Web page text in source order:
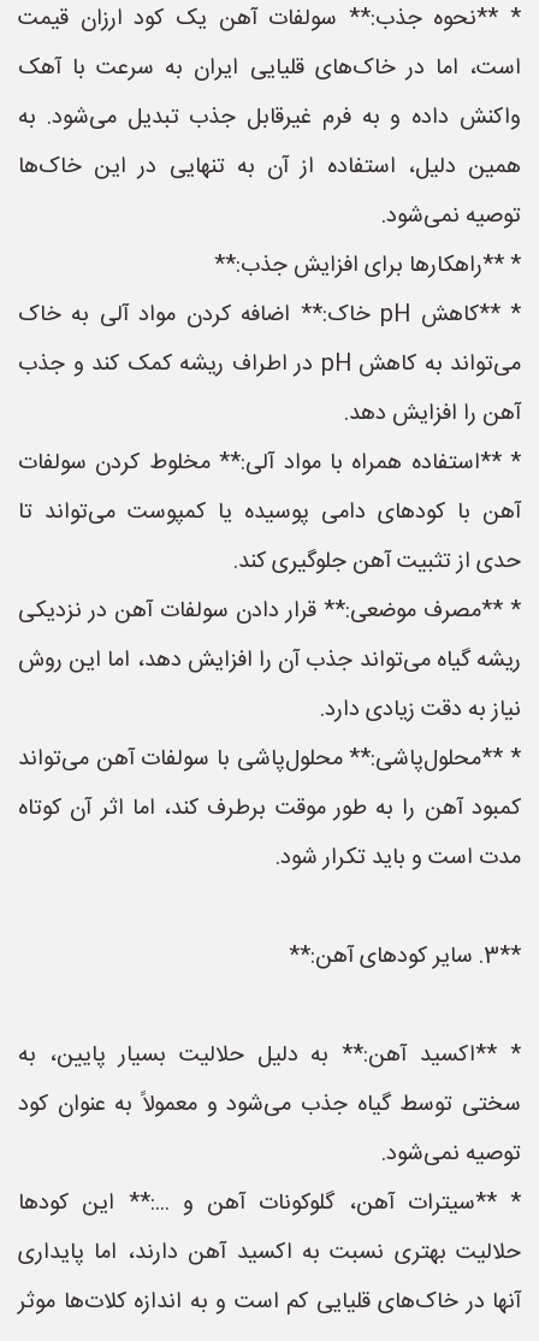
* **نحوه جذب:** سولفات آهن یک کود ارزان قیمت
است، اما در خاک‌های قلیایی ایران به سرعت با آهک
واکنش داده و به فرم غیرقابل جذب تبدیل می‌شود. به
همین دلیل، استفاده از آن به تنهایی در این خاک‌ها
توصیه نمی‌شود.
* **راهکارها برای افزایش جذب:**
* **کاهش pH خاک:** اضافه کردن مواد آلی به خاک
می‌تواند به کاهش pH در اطراف ریشه کمک کند و جذب
آهن را افزایش دهد.
* **استفاده همراه با مواد آلی:** مخلوط کردن سولفات
آهن با کودهای دامی پوسیده یا کمپوست می‌تواند تا
حدی از تثبیت آهن جلوگیری کند.
* **مصرف موضعی:** قرار دادن سولفات آهن در نزدیکی
ریشه گیاه می‌تواند جذب آن را افزایش دهد، اما این روش
نیاز به دقت زیادی دارد.
* **محلول‌پاشی:** محلول‌پاشی با سولفات آهن می‌تواند
کمبود آهن را به طور موقت برطرف کند، اما اثر آن کوتاه
مدت است و باید تکرار شود.
**3. سایر کودهای آهن:**
* **اکسید آهن:** به دلیل حلالیت بسیار پایین، به
سختی توسط گیاه جذب می‌شود و معمولاً به عنوان کود
توصیه نمی‌شود.
* **سیترات آهن، گلوکونات آهن و ...:** این کودها
حلالیت بهتری نسبت به اکسید آهن دارند، اما پایداری
آنها در خاک‌های قلیایی کم است و به اندازه کلات‌ها موثر